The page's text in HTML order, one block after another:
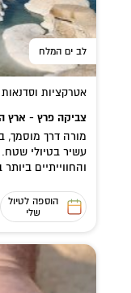
לב ים המלח
אטרקציות וסדנאות
צביקה פרץ - ארץ
מורה דרך מוסמך,
עשיר בטיולי
והחווייתיים
הוספה לטיול
שלי